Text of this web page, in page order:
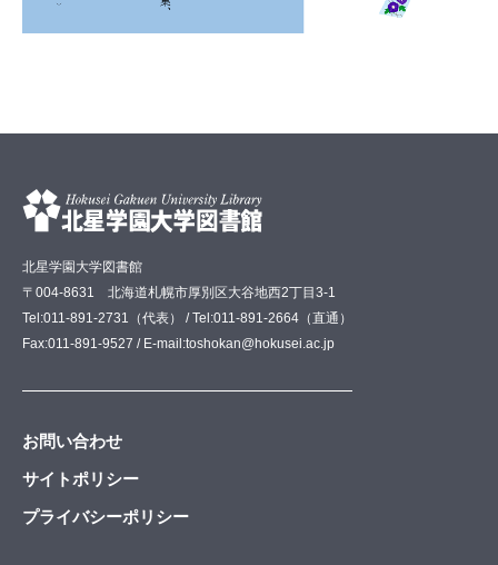
北星学園大学図書館
〒004-8631 北海道札幌市厚別区大谷地西2丁目3-1
Tel:011-891-2731（代表） / Tel:011-891-2664（直通）
Fax:011-891-9527 / E-mail:toshokan@hokusei.ac.jp
お問い合わせ
サイトポリシー
プライバシーポリシー